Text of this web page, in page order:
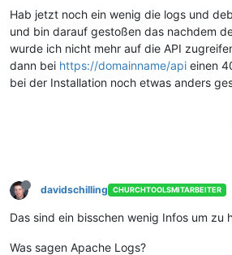
Hab jetzt noch ein wenig die logs und
und bin darauf gestoßen das nachdem
wurde ich nicht mehr auf die API
dann bei https://domainname/api einen
bei der Installation noch etwas anders
davidschilling CHURCHTOOLSMITARBEITER
Das sind ein bisschen wenig Infos um zu
Was sagen Apache Logs?